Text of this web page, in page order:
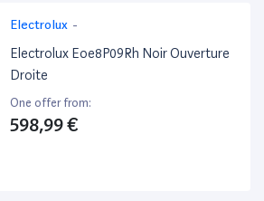
Electrolux -
Electrolux Eoe8P09Rh Noir Ouverture
Droite
One offer from:
598,99 €